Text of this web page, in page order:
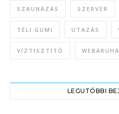
SZAUNÁZÁS SZERVER
TÉLI GUMI UTAZÁS
VÍZTISZTÍTÓ
LEGUTÓBBI